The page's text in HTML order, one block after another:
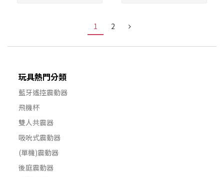
1 2
玩具熱門分類
藍牙遙控震動器
飛機杯
雙人共震器
吸吮式震動器
(單機)震動器
後庭震動器